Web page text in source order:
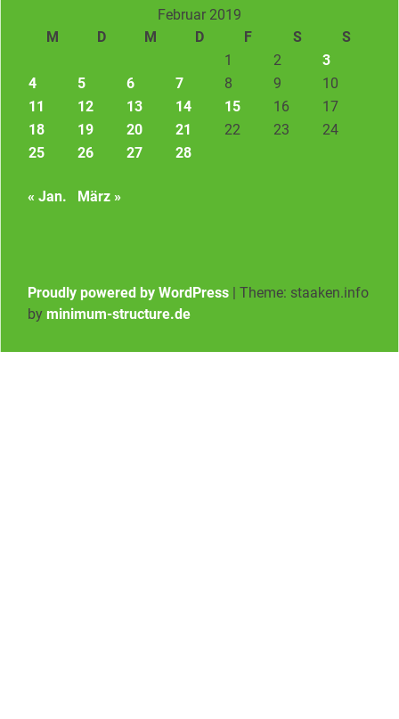
Februar 2019
M
D M D F S
S
1
2
3
4
5 6 7 8 9
10
11
12 13 14 15 16
17
18
19 20 21 22 23
24
25
26 27 28
« Jan. März »
Proudly powered by WordPress | Theme: staaken.info
by minimum-structure.de